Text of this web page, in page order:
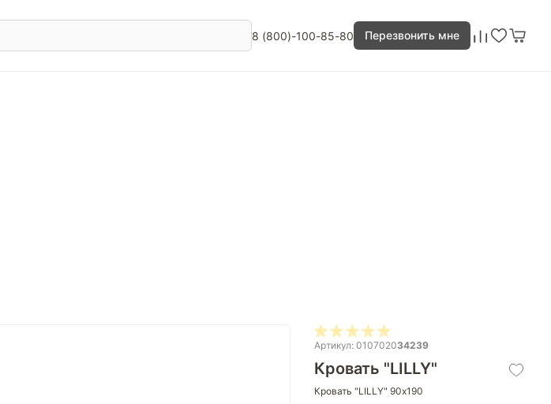
8 (800)-100-85-80 Перезвонить мне
Артикул: 010702034239
Кровать "LILLY"
Кровать "LILLY" 90х190